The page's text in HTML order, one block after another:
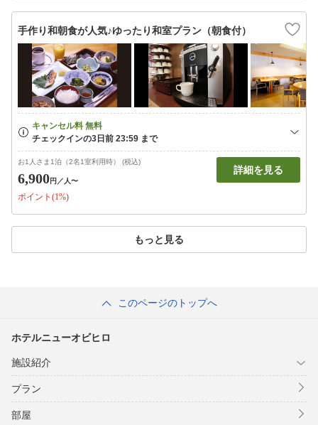
手作り和朝食が人気♪ゆったり和室プラン（朝食付）
お1人さま1泊（2名1室利用時） (税込)
6,900円 ／人〜
ポイント(1%)
詳細を見る
もっと見る
このページのトップへ
ホテルニューオビヒロ
施設紹介
プラン
部屋